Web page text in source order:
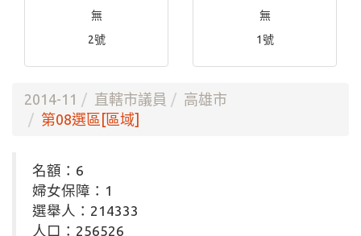
無
2號
無
1號
2014-11 直轄市議員
高雄市
第08選區[區域]
名額：6
婦女保障：1
選舉人：214333
人口：256526